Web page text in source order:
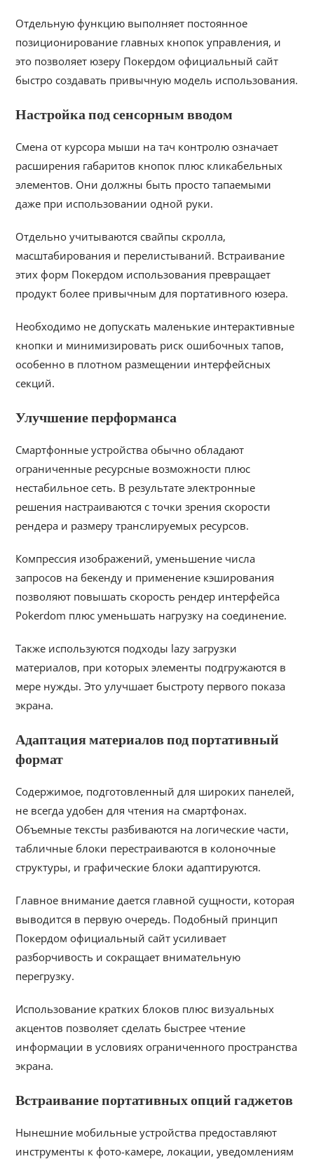
Отдельную функцию выполняет постоянное
позиционирование главных кнопок управления, и
это позволяет юзеру Покердом официальный сайт
быстро создавать привычную модель использования.
Настройка под сенсорным вводом
Смена от курсора мыши на тач контролю означает
расширения габаритов кнопок плюс кликабельных
элементов. Они должны быть просто тапаемыми
даже при использовании одной руки.
Отдельно учитываются свайпы скролла,
масштабирования и перелистываний. Встраивание
этих форм Покердом использования превращает
продукт более привычным для портативного юзера.
Необходимо не допускать маленькие интерактивные
кнопки и минимизировать риск ошибочных тапов,
особенно в плотном размещении интерфейсных
секций.
Улучшение перформанса
Смартфонные устройства обычно обладают
ограниченные ресурсные возможности плюс
нестабильное сеть. В результате электронные
решения настраиваются с точки зрения скорости
рендера и размеру транслируемых ресурсов.
Компрессия изображений, уменьшение числа
запросов на бекенду и применение кэширования
позволяют повышать скорость рендер интерфейса
Pokerdom плюс уменьшать нагрузку на соединение.
Также используются подходы lazy загрузки
материалов, при которых элементы подгружаются в
мере нужды. Это улучшает быстроту первого показа
экрана.
Адаптация материалов под портативный
формат
Содержимое, подготовленный для широких панелей,
не всегда удобен для чтения на смартфонах.
Объемные тексты разбиваются на логические части,
табличные блоки перестраиваются в колоночные
структуры, и графические блоки адаптируются.
Главное внимание дается главной сущности, которая
выводится в первую очередь. Подобный принцип
Покердом официальный сайт усиливает
разборчивость и сокращает внимательную
перегрузку.
Использование кратких блоков плюс визуальных
акцентов позволяет сделать быстрее чтение
информации в условиях ограниченного пространства
экрана.
Встраивание портативных опций гаджетов
Нынешние мобильные устройства предоставляют
инструменты к фото-камере, локации, уведомлениям